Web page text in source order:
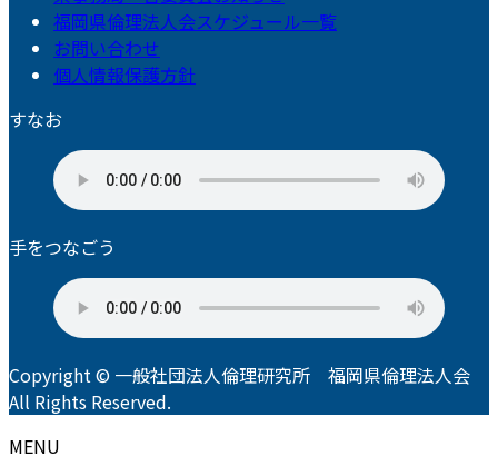
福岡県倫理法人会スケジュール一覧
お問い合わせ
個人情報保護方針
すなお
手をつなごう
Copyright © 一般社団法人倫理研究所 福岡県倫理法人会
All Rights Reserved.
MENU